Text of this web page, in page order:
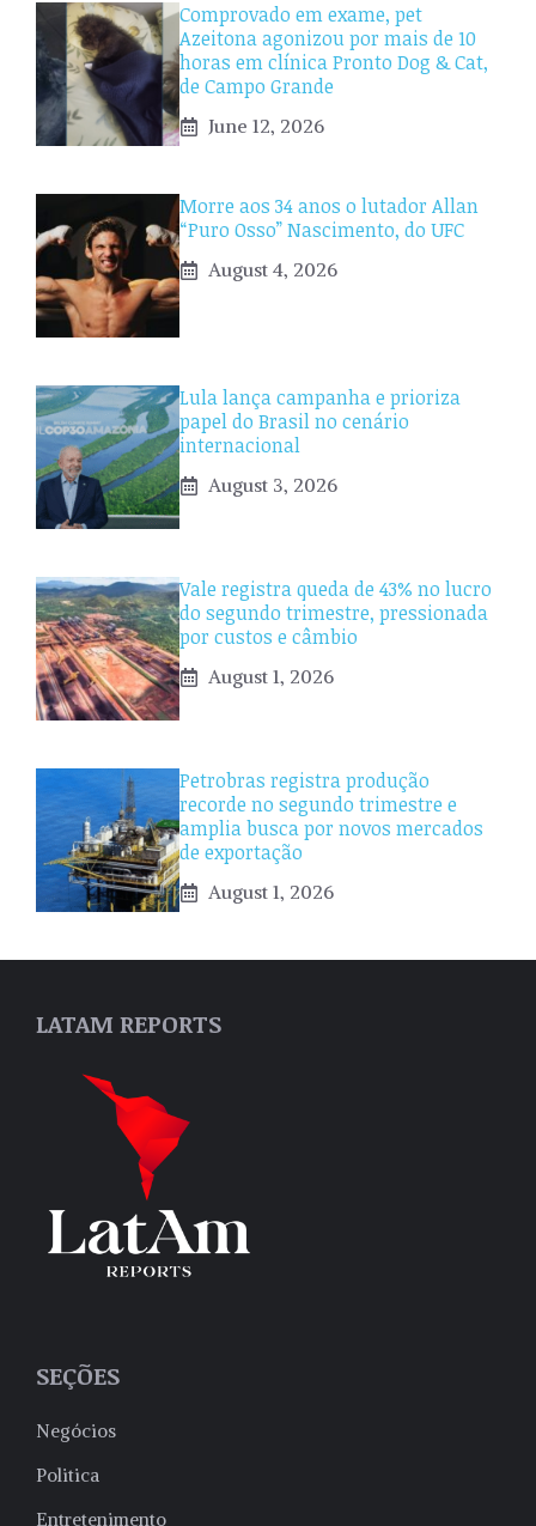
Comprovado em exame, pet
Azeitona agonizou por mais de 10
horas em clínica Pronto Dog & Cat,
de Campo Grande
June 12, 2026
Morre aos 34 anos o lutador Allan
“Puro Osso” Nascimento, do UFC
August 4, 2026
Lula lança campanha e prioriza
papel do Brasil no cenário
internacional
August 3, 2026
Vale registra queda de 43% no lucro
do segundo trimestre, pressionada
por custos e câmbio
August 1, 2026
Petrobras registra produção
recorde no segundo trimestre e
amplia busca por novos mercados
de exportação
August 1, 2026
LATAM REPORTS
SEÇÕES
Negócios
Politica
Entretenimento